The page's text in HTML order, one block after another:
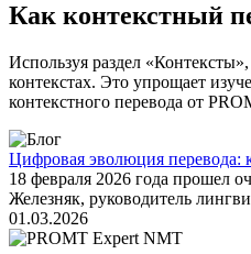
Как контекстный
Используя раздел
контекстах. Это упрощает
контекстного перевода от
Цифровая эволюция перевода:
18 февраля 2026 года прошел
Железняк, руководитель
01.03.2026